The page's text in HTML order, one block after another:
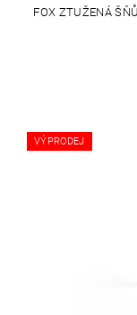
FOX ZTUŽENÁ
VÝPRODEJ